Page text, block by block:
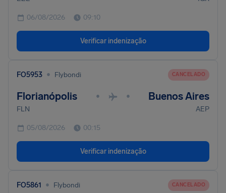
06/08/2026 09:10
Verificar indenização
FO5953 • Flybondi CANCELADO
Florianópolis • • Buenos Aires
FLN AEP
05/08/2026 00:15
Verificar indenização
FO5861 • Flybondi CANCELADO